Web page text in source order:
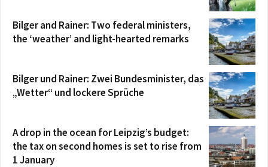
Bilger and Rainer: Two federal ministers,
the ‘weather’ and light-hearted remarks
Bilger und Rainer: Zwei Bundesminister, das
„Wetter“ und lockere Sprüche
A drop in the ocean for Leipzig’s budget:
the tax on second homes is set to rise from
1 January